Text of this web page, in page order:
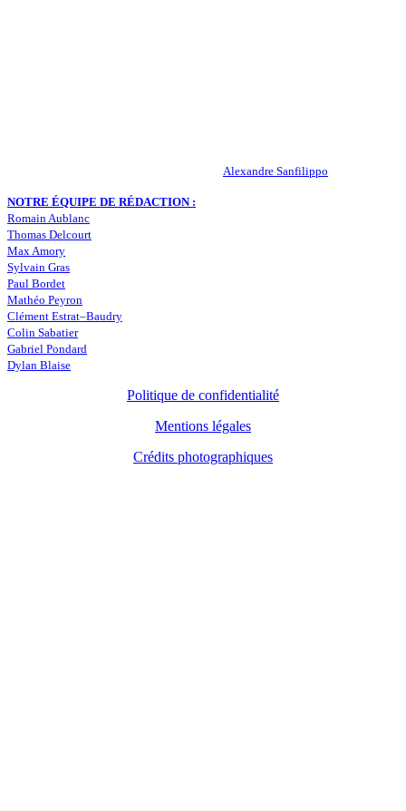
Alexandre Sanfilippo
NOTRE ÉQUIPE DE RÉDACTION :
Romain Aublanc
Thomas Delcourt
Max Amory
Sylvain Gras
Paul Bordet
Mathéo Peyron
Clément Estrat–Baudry
Colin Sabatier
Gabriel Pondard
Dylan Blaise
Politique de confidentialité
Mentions légales
Crédits photographiques